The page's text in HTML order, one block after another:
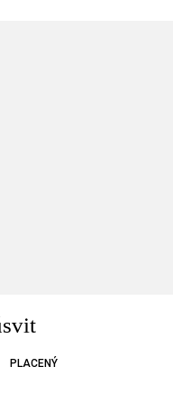
PLACENÝ